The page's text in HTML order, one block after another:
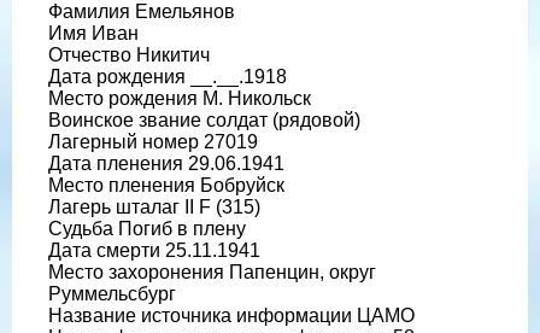
Фамилия Емельянов
Имя Иван
Отчество Никитич
Дата рождения __.__.1918
Место рождения М. Никольск
Воинское звание солдат (рядовой)
Лагерный номер 27019
Дата пленения 29.06.1941
Место пленения Бобруйск
Лагерь шталаг II F (315)
Судьба Погиб в плену
Дата смерти 25.11.1941
Место захоронения Папенцин, округ
Руммельсбург
Название источника информации ЦАМО